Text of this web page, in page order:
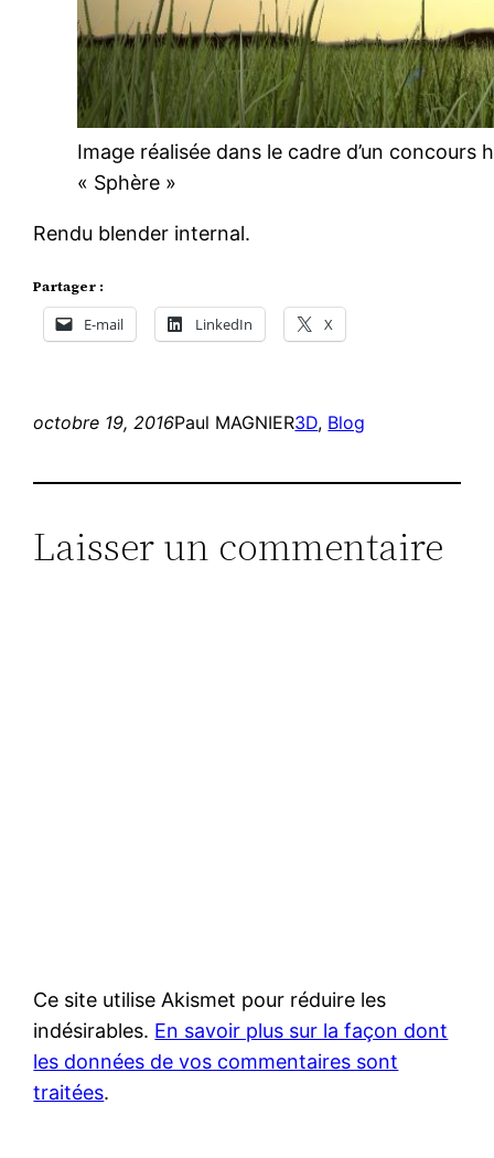
Image réalisée dans le cadre d’un
« Sphère »
Rendu blender internal.
Partager :
E-mail LinkedIn X
octobre 19, 2016Paul MAGNIER3D, Blog
Laisser un commentaire
Ce site utilise Akismet pour réduire les
indésirables. En savoir plus sur la façon dont
les données de vos commentaires sont
traitées.